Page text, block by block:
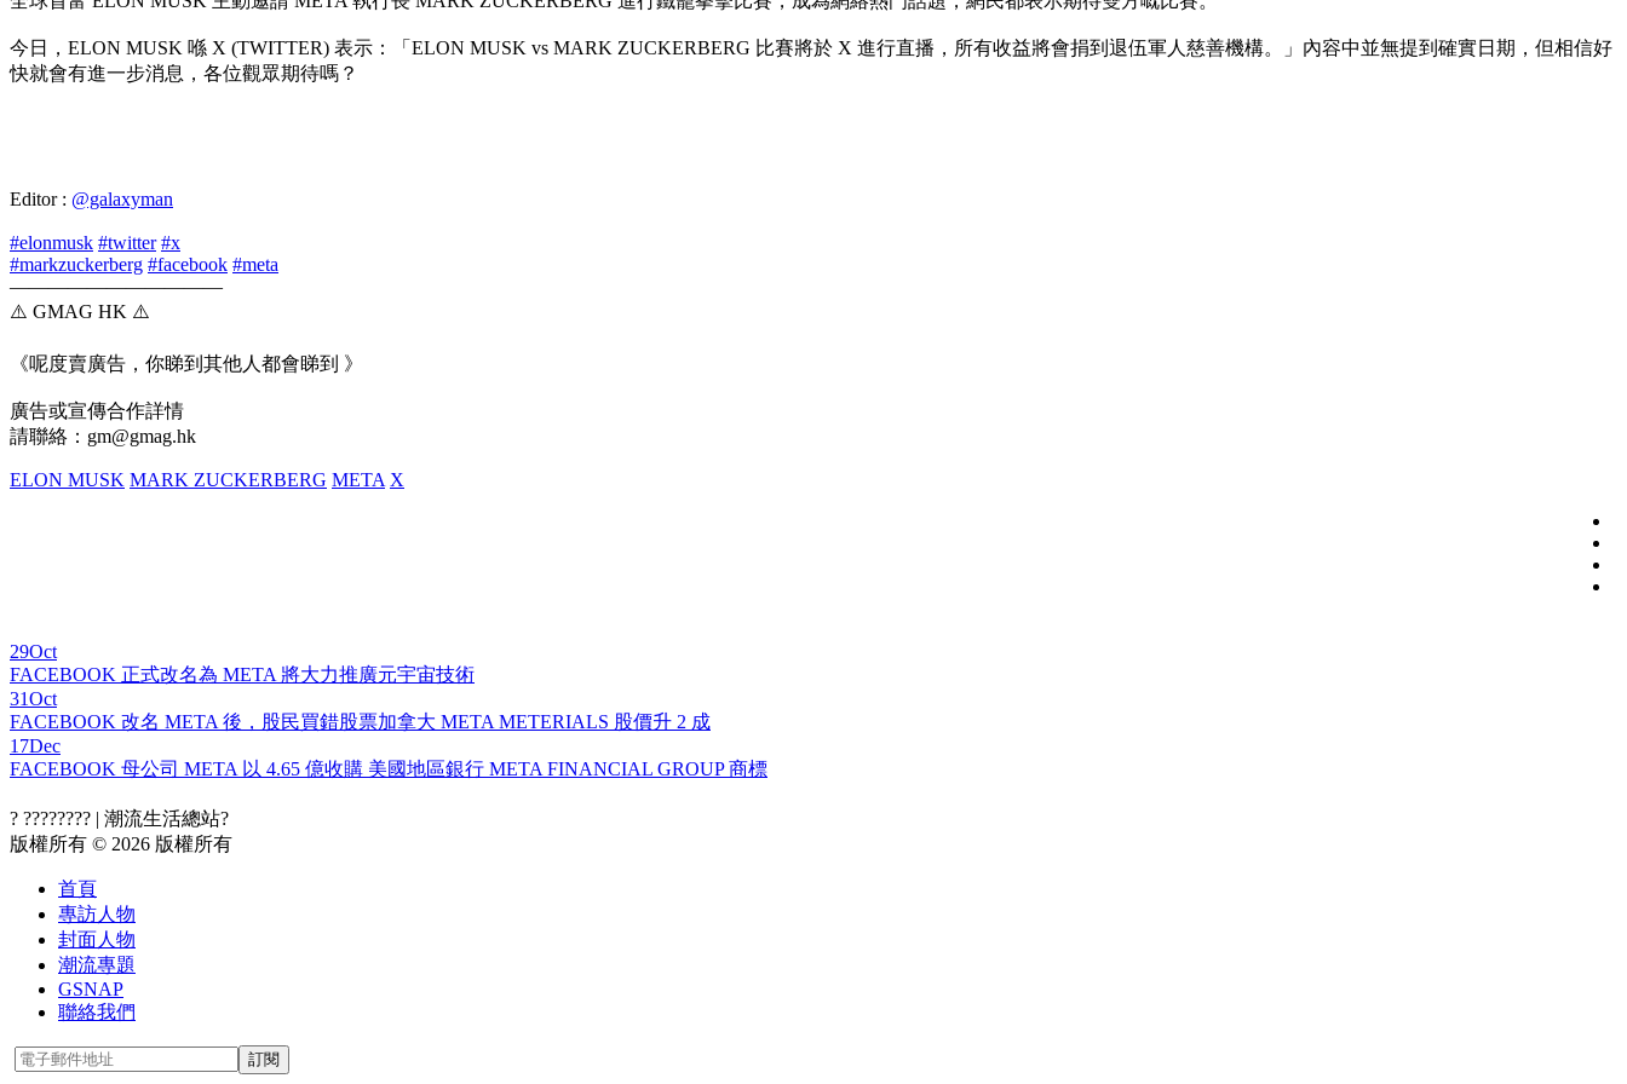
今日，ELON MUSK 喺 X (TWITTER) 表示：「ELON MUSK vs MARK ZUCKERBERG 比賽將於 X 進行直播，所有收益將會捐到退伍軍人慈善機構。」內容中並無提到確實日期，但相信好
快就會有進一步消息，各位觀眾期待嗎？
Editor : @galaxyman
#elonmusk #twitter #x
#markzuckerberg #facebook #meta
———————————
⚠️ GMAG HK ⚠️
《呢度賣廣告，你睇到其他人都會睇到 》
廣告或宣傳合作詳情
請聯絡：gm@gmag.hk
ELON MUSK MARK ZUCKERBERG META X
29Oct
FACEBOOK 正式改名為 META 將大力推廣元宇宙技術
31Oct
FACEBOOK 改名 META 後，股民買錯股票加拿大 META METERIALS 股價升 2 成
17Dec
FACEBOOK 母公司 META 以 4.65 億收購 美國地區銀行 META FINANCIAL GROUP 商標
? ???????? | 潮流生活總站?
版權所有 © 2026 版權所有
首頁
專訪人物
封面人物
潮流專題
GSNAP
聯絡我們
訂閱